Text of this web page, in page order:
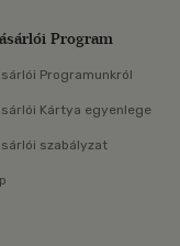
Program
Programunkról
Kártya egyenlege
szabályzat